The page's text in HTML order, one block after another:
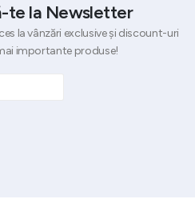
te la Newsletter
la vânzări exclusive și discount-uri
importante produse!